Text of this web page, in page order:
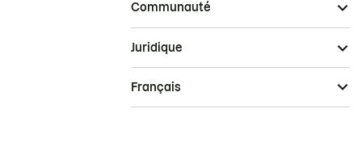
Communauté
Juridique
Français